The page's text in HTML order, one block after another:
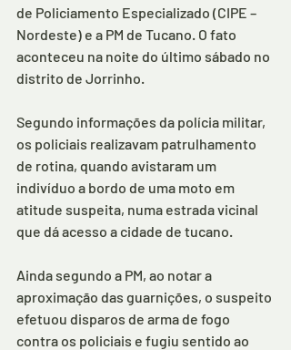
de Policiamento Especializado (CIPE –
Nordeste) e a PM de Tucano. O fato
aconteceu na noite do último sábado no
distrito de Jorrinho.
Segundo informações da polícia militar,
os policiais realizavam patrulhamento
de rotina, quando avistaram um
indivíduo a bordo de uma moto em
atitude suspeita, numa estrada vicinal
que dá acesso a cidade de tucano.
Ainda segundo a PM, ao notar a
aproximação das guarnições, o suspeito
efetuou disparos de arma de fogo
contra os policiais e fugiu sentido ao